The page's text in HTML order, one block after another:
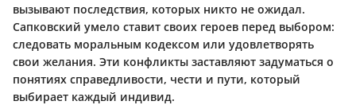
вызывают последствия, которых никто не ожидал.
Сапковский умело ставит своих героев перед выбором:
следовать моральным кодексом или удовлетворять
свои желания. Эти конфликты заставляют задуматься о
понятиях справедливости, чести и пути, который
выбирает каждый индивид.